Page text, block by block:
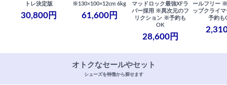
トレ決定版
30,800円
※130×100×12cm 6kg
61,600円
マッドロック最強XFラ
バー採用 ※異次元のフ
リクション ※予約も
OK
28,600円
ールフリー
ップクライ
予約も
オトクなセールやセット
シューズを特徴から探せます